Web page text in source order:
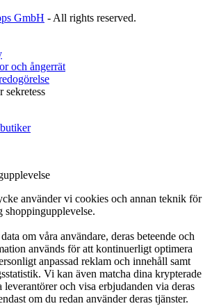
GmbH - All rights reserved.
och ångerrät
sekretess
använder vi cookies och annan teknik för
shoppingupplevelse.
om våra användare, deras beteende och
används för att kontinuerligt optimera
anpassad reklam och innehåll samt
Vi kan även matcha dina krypterade
leverantörer och visa erbjudanden via deras
om du redan använder deras tjänster.